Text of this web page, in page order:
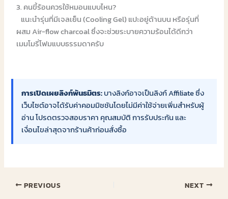
3. คนขี้ร้อนควรใช้หมอนแบบไหน?
แนะนำรุ่นที่มีเจลเย็น (Cooling Gel) แปะอยู่ด้านบน หรือรุ่นที่
ผสม Air-flow charcoal ซึ่งจะช่วยระบายความร้อนได้ดีกว่า
เมมโมรี่โฟมแบบธรรมดาครับ
การเปิดเผยลิงก์พันธมิตร:บางลิงก์อาจเป็นลิงก์ Affiliate ซึ่ง
เว็บไซต์อาจได้รับค่าคอมมิชชันโดยไม่มีค่าใช้จ่ายเพิ่มสำหรับผู้
อ่าน โปรดตรวจสอบราคา คุณสมบัติ การรับประกัน และ
เงื่อนไขล่าสุดจากร้านค้าก่อนสั่งซื้อ
PREVIOUS NEXT